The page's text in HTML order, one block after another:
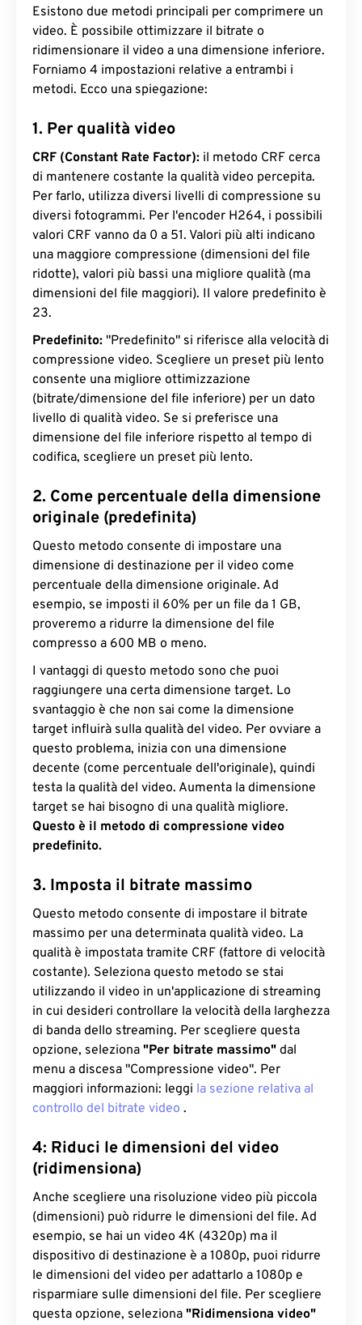
Esistono due metodi principali per comprimere un
video. È possibile ottimizzare il bitrate o
ridimensionare il video a una dimensione inferiore.
Forniamo 4 impostazioni relative a entrambi i
metodi. Ecco una spiegazione:
1. Per qualità video
CRF (Constant Rate Factor): il metodo CRF cerca
di mantenere costante la qualità video percepita.
Per farlo, utilizza diversi livelli di compressione su
diversi fotogrammi. Per l'encoder H264, i possibili
valori CRF vanno da 0 a 51. Valori più alti indicano
una maggiore compressione (dimensioni del file
ridotte), valori più bassi una migliore qualità (ma
dimensioni del file maggiori). Il valore predefinito è
23.
Predefinito: "Predefinito" si riferisce alla velocità di
compressione video. Scegliere un preset più lento
consente una migliore ottimizzazione
(bitrate/dimensione del file inferiore) per un dato
livello di qualità video. Se si preferisce una
dimensione del file inferiore rispetto al tempo di
codifica, scegliere un preset più lento.
2. Come percentuale della dimensione
originale (predefinita)
Questo metodo consente di impostare una
dimensione di destinazione per il video come
percentuale della dimensione originale. Ad
esempio, se imposti il ​​60% per un file da 1 GB,
proveremo a ridurre la dimensione del file
compresso a 600 MB o meno.
I vantaggi di questo metodo sono che puoi
raggiungere una certa dimensione target. Lo
svantaggio è che non sai come la dimensione
target influirà sulla qualità del video. Per ovviare a
questo problema, inizia con una dimensione
decente (come percentuale dell'originale), quindi
testa la qualità del video. Aumenta la dimensione
target se hai bisogno di una qualità migliore.
Questo è il metodo di compressione video
predefinito.
3. Imposta il bitrate massimo
Questo metodo consente di impostare il bitrate
massimo per una determinata qualità video. La
qualità è impostata tramite CRF (fattore di velocità
costante). Seleziona questo metodo se stai
utilizzando il video in un'applicazione di streaming
in cui desideri controllare la velocità della larghezza
di banda dello streaming. Per scegliere questa
opzione, seleziona "Per bitrate massimo" dal
menu a discesa "Compressione video". Per
maggiori informazioni: leggi la sezione relativa al
controllo del bitrate video .
4: Riduci le dimensioni del video
(ridimensiona)
Anche scegliere una risoluzione video più piccola
(dimensioni) può ridurre le dimensioni del file. Ad
esempio, se hai un video 4K (4320p) ma il
dispositivo di destinazione è a 1080p, puoi ridurre
le dimensioni del video per adattarlo a 1080p e
risparmiare sulle dimensioni del file. Per scegliere
questa opzione, seleziona "Ridimensiona video"